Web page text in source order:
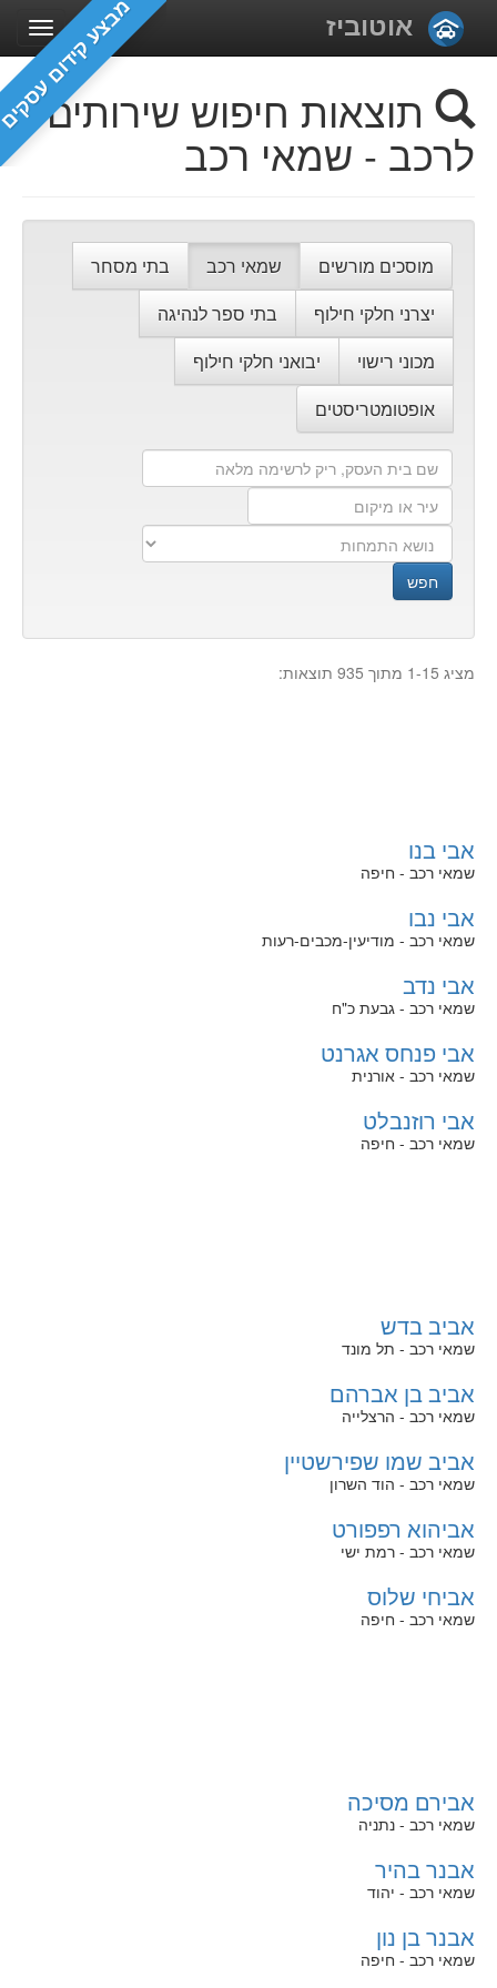
מבצע קידום אוטוביז
תוצאות חיפוש שירותים
לרכב - שמאי רכב
מוסכים מורשים שמאי רכב
בתי מסחר
יצרני חלקי חילוף
בתי ספר לנהיגה
מכוני רישוי
יבואני חלקי חילוף
אופטומטריסטים
שם
בית
העסקעיר
או
מיקום
נושא
התמחות
חפש
מציג 1-15 מתוך 935 תוצאות:
אבי בנו
שמאי רכב - חיפה
אבי נבו
שמאי רכב - מודיעין-מכבים-רעות
אבי נדב
שמאי רכב - גבעת כ"ח
אבי פנחס אגרנט
שמאי רכב - אורנית
אבי רוזנבלט
שמאי רכב - חיפה
אביב בדש
שמאי רכב - תל מונד
אביב בן אברהם
שמאי רכב - הרצלייה
אביב שמו שפירשטיין
שמאי רכב - הוד השרון
אביהוא רפפורט
שמאי רכב - רמת ישי
אביחי שלוס
שמאי רכב - חיפה
אבירם מסיכה
שמאי רכב - נתניה
אבנר בהיר
שמאי רכב - יהוד
אבנר בן נון
שמאי רכב - חיפה